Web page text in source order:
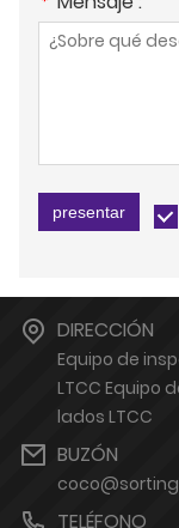
presentar
DIRECCIÓN
Equipo de
LTCC Equipo
lados LTCC
BUZÓN
TELÉFONO